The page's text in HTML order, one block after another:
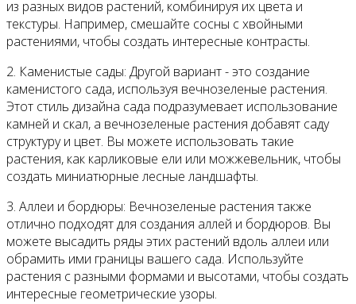
из разных видов растений, комбинируя их цвета и
текстуры. Например, смешайте сосны с хвойными
растениями, чтобы создать интересные контрасты.
2. Каменистые сады: Другой вариант - это создание
каменистого сада, используя вечнозеленые растения.
Этот стиль дизайна сада подразумевает использование
камней и скал, а вечнозеленые растения добавят саду
структуру и цвет. Вы можете использовать такие
растения, как карликовые ели или можжевельник, чтобы
создать миниатюрные лесные ландшафты.
3. Аллеи и бордюры: Вечнозеленые растения также
отлично подходят для создания аллей и бордюров. Вы
можете высадить ряды этих растений вдоль аллеи или
обрамить ими границы вашего сада. Используйте
растения с разными формами и высотами, чтобы создать
интересные геометрические узоры.